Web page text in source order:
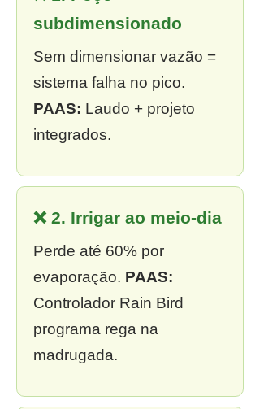
subdimensionado
Sem dimensionar vazão =
sistema falha no pico.
PAAS: Laudo + projeto
integrados.
❌ 2. Irrigar ao meio-dia
Perde até 60% por
evaporação. PAAS:
Controlador Rain Bird
programa rega na
madrugada.